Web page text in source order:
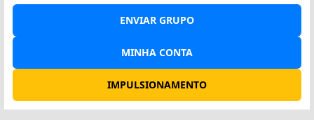
ENVIAR GRUPO
MINHA CONTA
IMPULSIONAMENTO